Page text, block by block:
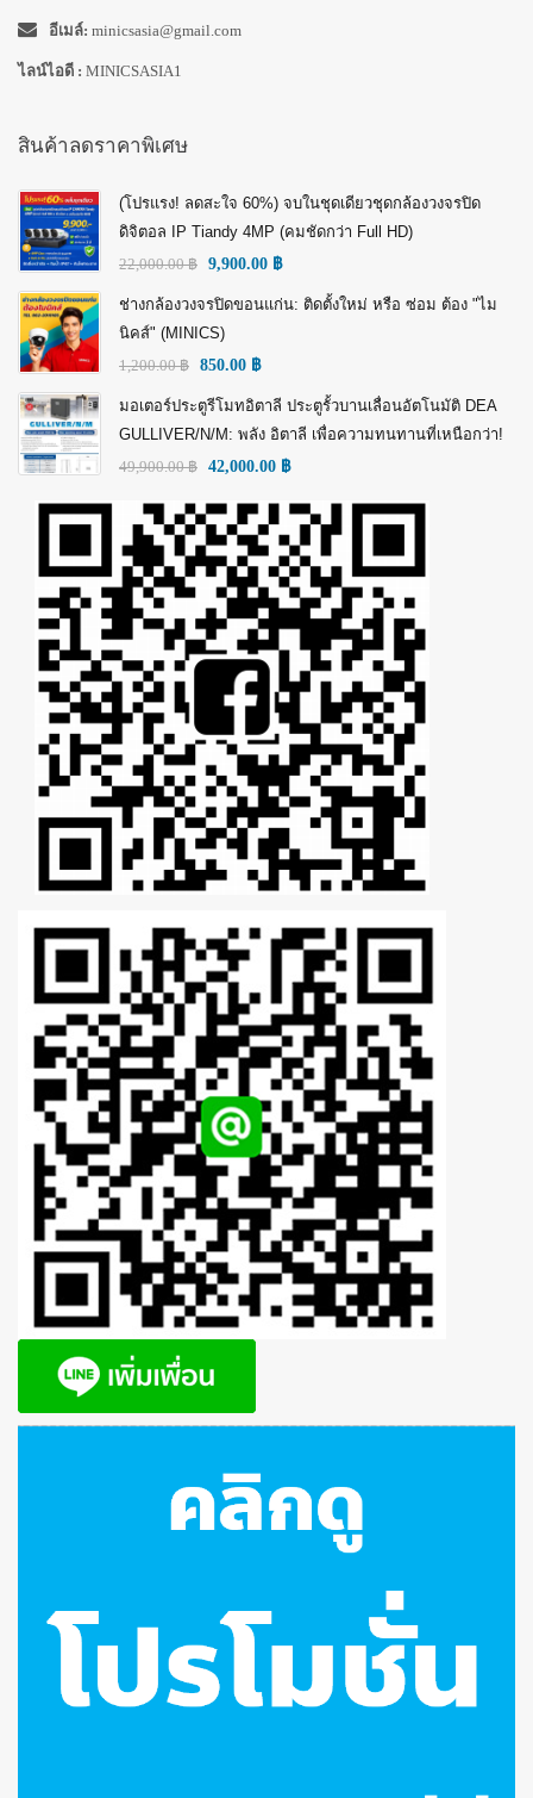
อีเมล์: minicsasia@gmail.com
ไลน์ไอดี : MINICSASIA1
สินค้าลดราคาพิเศษ
(โปรแรง! ลดสะใจ 60%) จบในชุดเดียวชุดกล้องวงจรปิด
ดิจิตอล IP Tiandy 4MP (คมชัดกว่า Full HD)
22,000.00฿ 9,900.00 ฿
ช่างกล้องวงจรปิดขอนแก่น: ติดตั้งใหม่ หรือ ซ่อม ต้อง "ไม
นิคส์" (MINICS)
1,200.00฿ 850.00 ฿
มอเตอร์ประตูรีโมทอิตาลี ประตูรั้วบานเลื่อนอัตโนมัติ DEA
GULLIVER/N/M: พลัง อิตาลี เพื่อความทนทานที่เหนือกว่า!
49,900.00฿ 42,000.00 ฿